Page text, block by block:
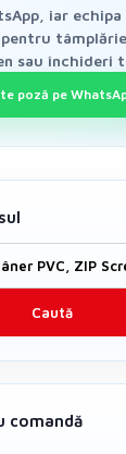
iar echipa
tâmplărie
sau închideri
poză pe
Caută
comandă